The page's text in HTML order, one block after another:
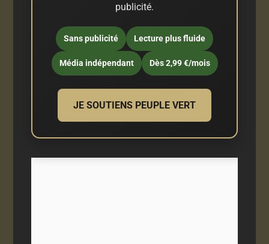
publicité.
Sans publicité Lecture plus fluide
Média indépendant Dès 2,99 €/mois
JE SOUTIENS PEUPLE VERT